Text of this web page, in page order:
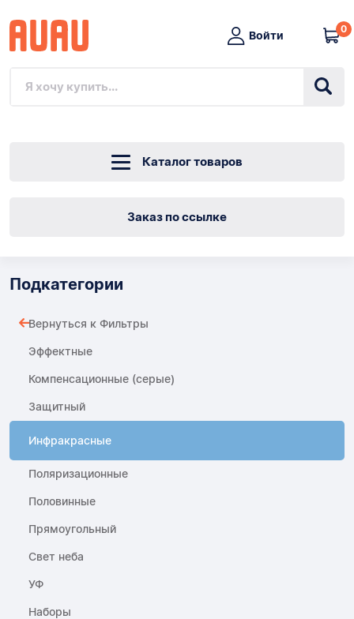
Войти
0
Каталог товаров
Заказ по ссылке
Подкатегории
Вернуться к Фильтры
Эффектные
Компенсационные (серые)
Защитный
Инфракрасные
Поляризационные
Половинные
Прямоугольный
Свет неба
УФ
Наборы